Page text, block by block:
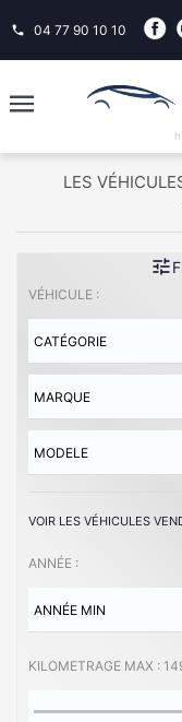
phone 04 77 90 10 10
LES
tune
VÉHICULE :
VOIR LES VÉHICULES
ANNÉE :
KILOMETRAGE MAX :